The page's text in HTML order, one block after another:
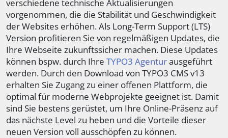
verschiedene technische Aktualisierungen
vorgenommen, die die Stabilität und Geschwindigkeit
der Websites erhöhen. Als Long-Term Support (LTS)
Version profitieren Sie von regelmäßigen Updates, die
Ihre Webseite zukunftssicher machen. Diese Updates
können bspw. durch Ihre TYPO3 Agenturausgeführt
werden. Durch den Download von TYPO3 CMS v13
erhalten Sie Zugang zu einer offenen Plattform, die
optimal für moderne Webprojekte geeignet ist. Damit
sind Sie bestens gerüstet, um Ihre Online-Präsenz auf
das nächste Level zu heben und die Vorteile dieser
neuen Version voll ausschöpfen zu können.